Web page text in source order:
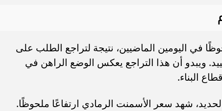
في اليومين الماضيين، نتيجة لتراجع الطلب على
ويبدو أن هذا التراجع يعكس الوضع الراهن في
البناء.
شهد سعر الأسمنت الرمادي ارتفاعًا ملحوظًا.